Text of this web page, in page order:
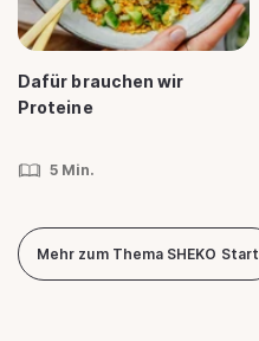
Dafür brauchen wir
Proteine
5 Min.
Mehr zum Thema SHEKO Start